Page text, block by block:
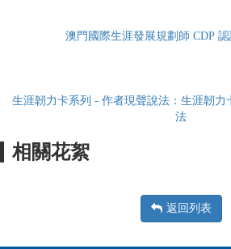
澳門國際生涯發展規劃師 CDP
生涯韌力卡系列 - 作者現聲說法：生涯韌力
法
相關花絮
返回列表